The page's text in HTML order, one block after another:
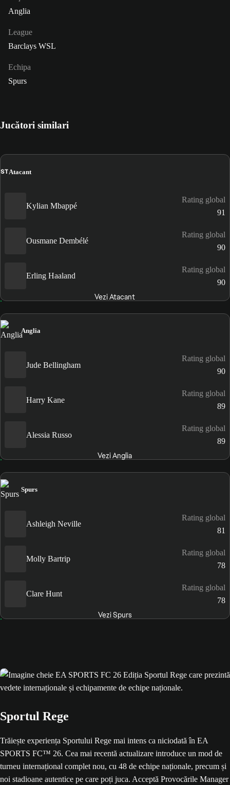
Anglia
League
Barclays WSL
Echipa
Spurs
Jucători similari
STAtacant
Kylian Mbappé
Rating global
91
Ousmane Dembélé
Rating global
90
Erling Haaland
Rating global
90
Vezi Atacant
Anglia
Jude Bellingham
Rating global
90
Harry Kane
Rating global
89
Alessia Russo
Rating global
89
Vezi Anglia
Spurs
Ashleigh Neville
Rating global
81
Molly Bartrip
Rating global
78
Clare Hunt
Rating global
78
Vezi Spurs
Sportul Rege
Trăiește experiența Sportului Rege mai intens ca niciodată în EA
SPORTS FC™ 26. Cea mai recentă actualizare introduce un mod de
turneu internațional complet nou, cu 48 de echipe naționale, precum și
noi stadioane autentice pe care poți juca. Acceptă Provocările Manager